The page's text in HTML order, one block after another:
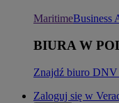
MaritimeBusiness
BIURA W
Znajdź biuro DNV
Zaloguj się w